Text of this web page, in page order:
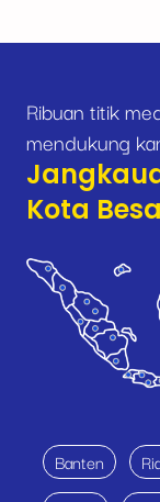
Ribuan titik
mendukung
Kota
Banten